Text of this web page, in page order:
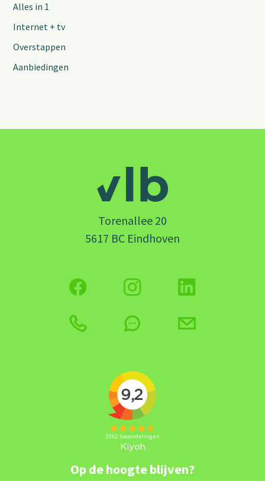
Alles in 1
Internet + tv
Overstappen
Aanbiedingen
Torenallee 20
5617 BC Eindhoven
Op de hoogte blijven?